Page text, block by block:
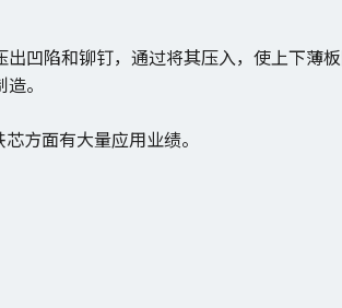
凹陷和铆钉，通过将其压入，使上下薄
。
方面有大量应用业绩。